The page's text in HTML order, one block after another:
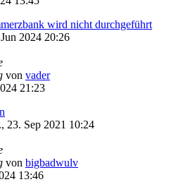
wird nicht durchgeführt
2024 20:26
von vader
21:23
23. Sep 2021 10:24
von bigbadwulv
13:46